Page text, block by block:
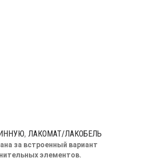
,ЛАКОМАТ/ЛАКОБЕЛЬ
за встроенный вариант
элементов.